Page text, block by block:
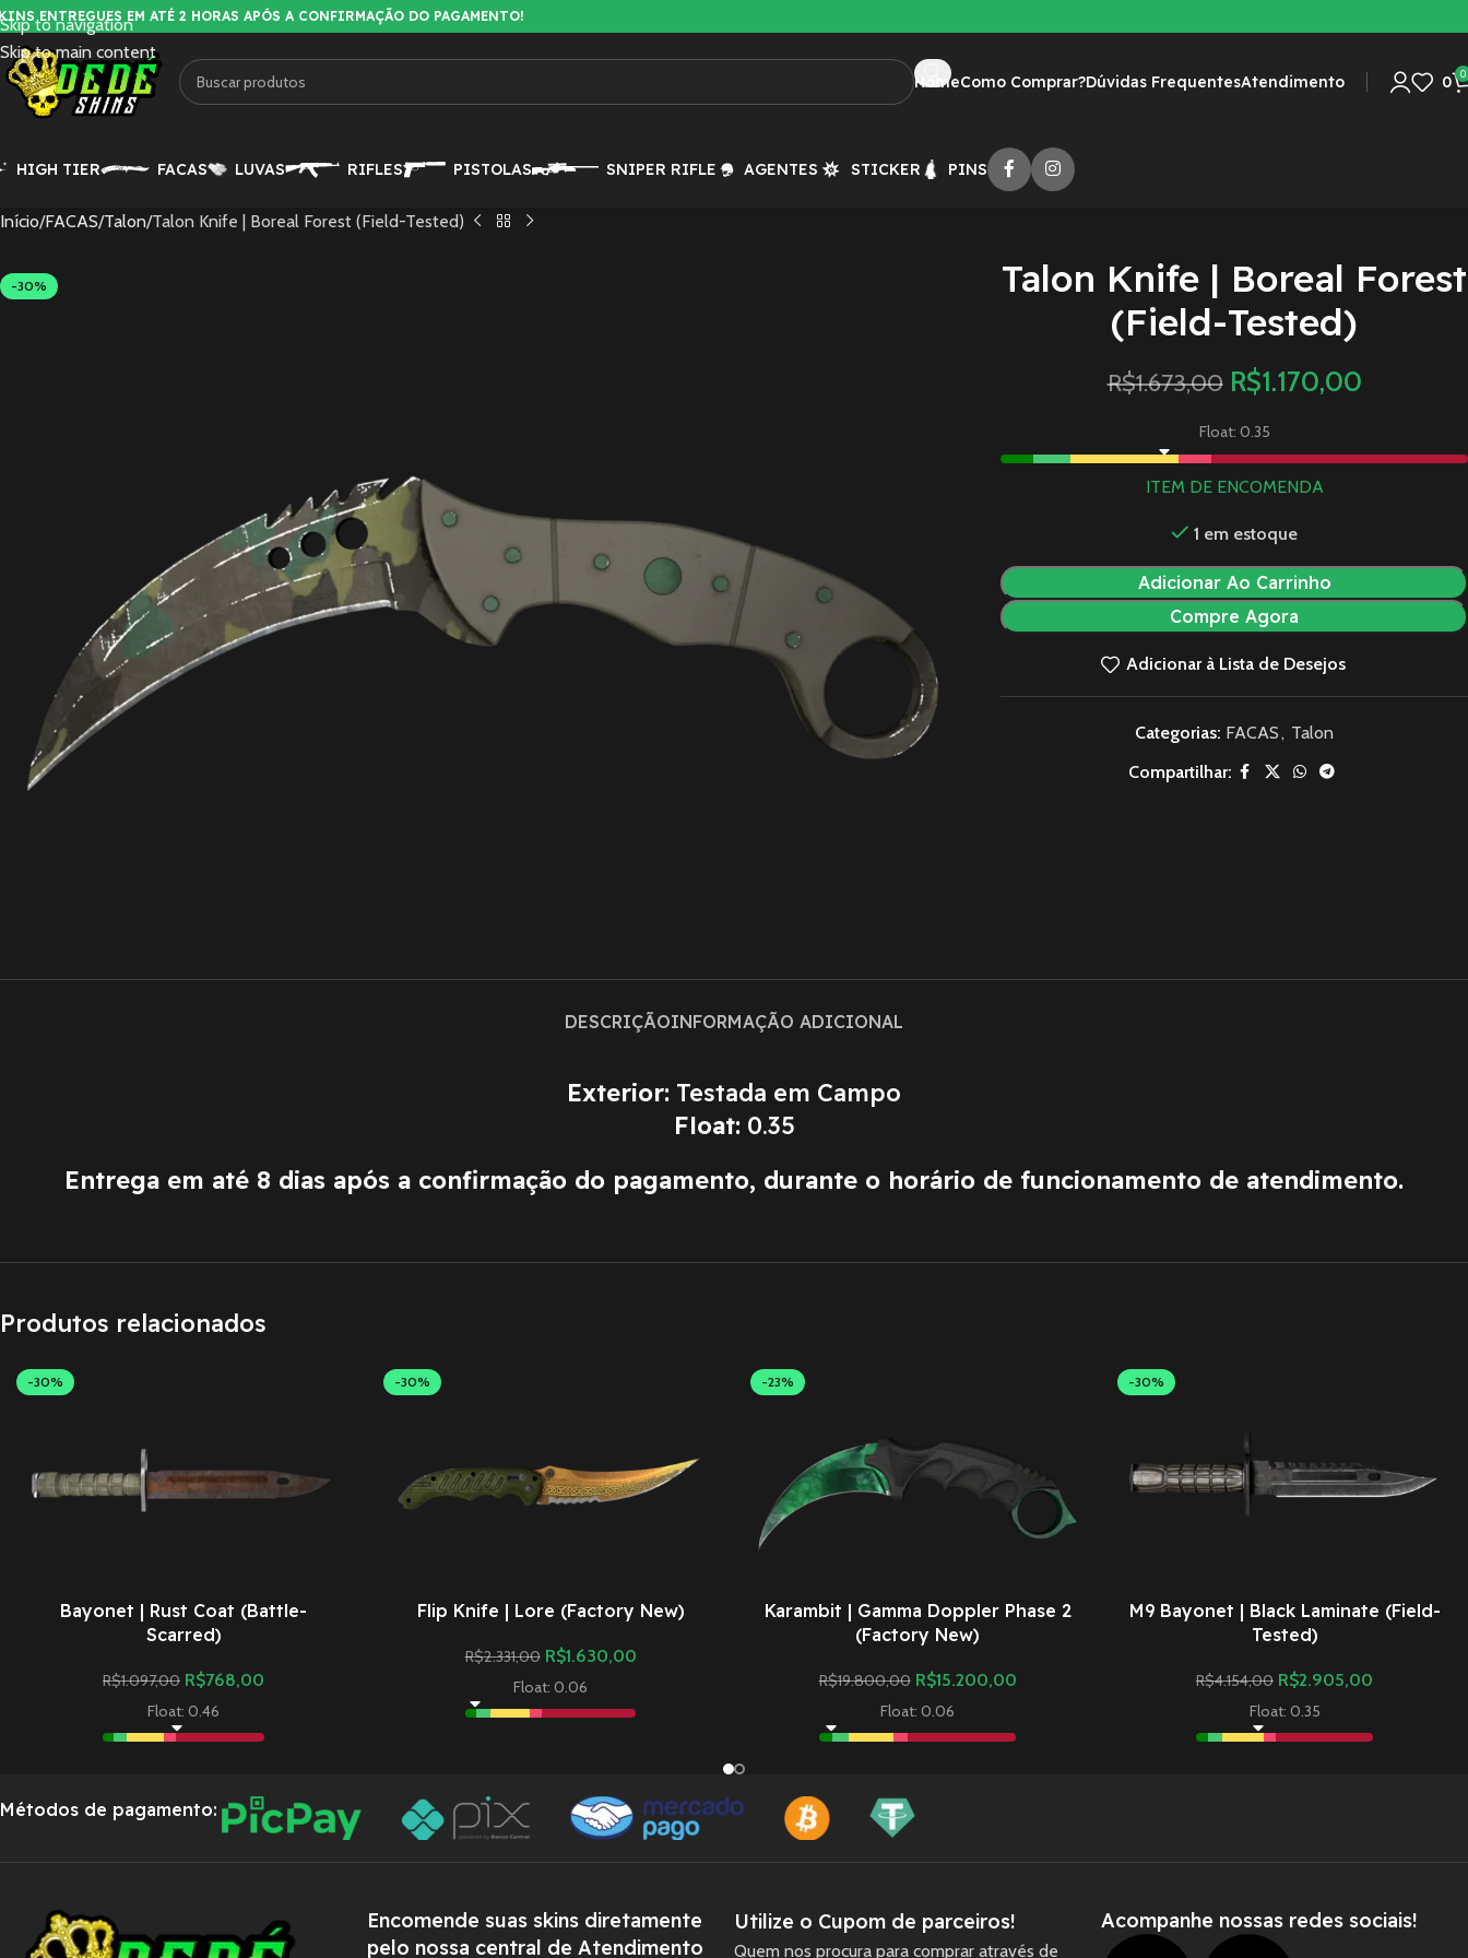
Skip to navigation
Skip to main content
ENTREGUES EM ATÉ 2 HORAS APÓS A CONFIRMAÇÃO DO PAGAMENTO!
HomeComo Comprar?Dúvidas FrequentesAtendimento 0 0
HIGH TIER FACAS LUVAS RIFLES PISTOLAS SNIPER RIFLE AGENTES STICKER PINS
Início FACAS Talon Talon Knife | Boreal Forest (Field-Tested)
-30%
Talon Knife | Boreal Forest
(Field-Tested)
R$1.673,00 R$1.170,00
Float: 0.35
ITEM DE ENCOMENDA
1 em estoque
Adicionar Ao Carrinho
Compre Agora
Adicionar à Lista de Desejos
Categorias: FACAS, Talon
Compartilhar:
DESCRIÇÃOINFORMAÇÃO ADICIONAL
Exterior: Testada em Campo
Float: 0.35
Entrega em até 8 dias após a confirmação do pagamento, durante o horário de funcionamento de atendimento.
Produtos relacionados
-30%
Bayonet | Rust Coat (Battle-
Scarred)
R$1.097,00 R$768,00
Float: 0.46
-30%
Flip Knife | Lore (Factory New)
R$2.331,00 R$1.630,00
Float: 0.06
-23%
Karambit | Gamma Doppler Phase 2
(Factory New)
R$19.800,00 R$15.200,00
Float: 0.06
-30%
M9 Bayonet | Black Laminate (Field-
Tested)
R$4.154,00 R$2.905,00
Float: 0.35
Métodos de pagamento:
Encomende suas skins diretamente
pelo nossa central de Atendimento
Utilize o Cupom de parceiros!
Quem nos procura para comprar através de
Acompanhe nossas redes sociais!